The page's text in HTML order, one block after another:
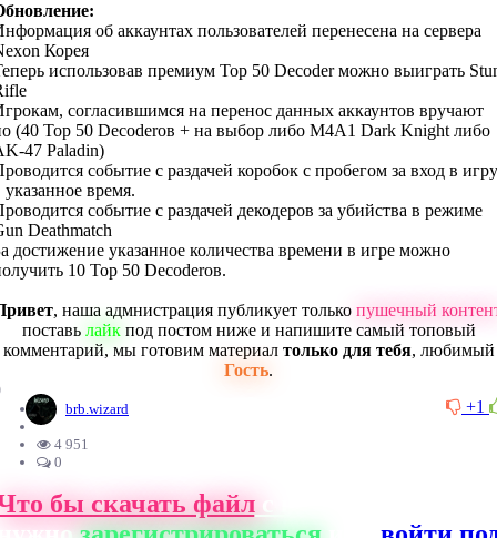
об аккаунтах пользователей перенесена на сервера
Корея
использовав премиум Top 50 Decoder можно выиграть
согласившимся на перенос данных аккаунтов вручают
(40 Top 50 Decoderов + на выбор либо M4A1 Dark Knight либо
47 Paladin)
событие с раздачей коробок с пробегом за вход в игру
указанное время.
событие с раздачей декодеров за убийства в режиме
Deathmatch
достижение указанное количества времени в игре можно
10 Top 50 Decoderов.
, наша адмнистрация публикует только пушечный
поставь лайкпод постом ниже и напишите самый топовый
комментарий, мы готовим материал только для тебя, любимый
Гость.
+1
brb.wizard
4 951
0
бы скачать файлс нашего сайта,